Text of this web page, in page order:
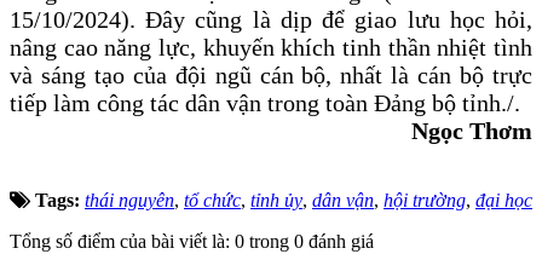
15/10/2024). Đây cũng là dịp để giao lưu học hỏi,
nâng cao năng lực, khuyến khích tinh thần nhiệt tình
và sáng tạo của đội ngũ cán bộ, nhất là cán bộ trực
tiếp làm công tác dân vận trong toàn Đảng bộ tỉnh./.
Ngọc Thơm
Tags: thái nguyên, tổ chức, tỉnh ủy, dân vận, hội trường, đại học
Tổng số điểm của bài viết là: 0 trong 0 đánh giá